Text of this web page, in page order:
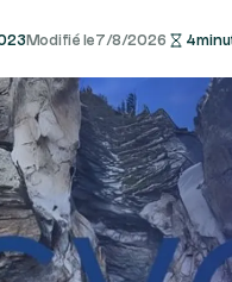
Modifié le7/8/2026 4